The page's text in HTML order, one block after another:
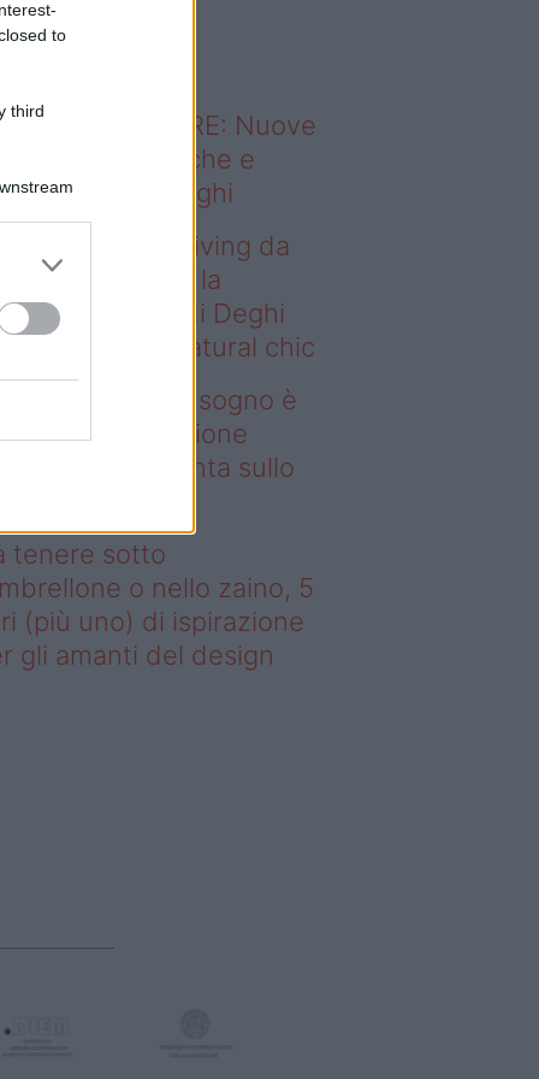
to
third
sapevi che...
ABITARE: Nuove
domestiche e
dei luoghi
– Avere un living da
è possibile: la
Karan di Deghi
sullo stile natural chic
un living da sogno è
la collezione
di Deghi punta sullo
tenere sotto
o nello zaino, 5
(più uno) di ispirazione
gli amanti del design